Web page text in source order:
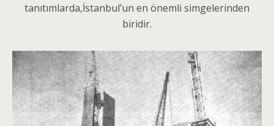
tanıtımlarda,İstanbul’un en önemli simgelerinden
biridir.